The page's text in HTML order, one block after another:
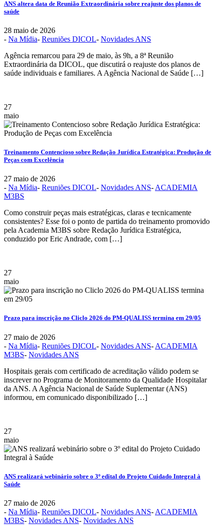
ANS altera data de Reunião Extraordinária sobre reajuste dos planos de
saúde
28 maio de 2026
- Na Mídia- Reuniões DICOL- Novidades ANS
Agência remarcou para 29 de maio, às 9h, a 8ª Reunião
Extraordinária da DICOL, que discutirá o reajuste dos planos de
saúde individuais e familiares. A Agência Nacional de Saúde […]
27
maio
Treinamento Contencioso sobre Redação Jurídica Estratégica: Produção de
Peças com Excelência
27 maio de 2026
- Na Mídia- Reuniões DICOL- Novidades ANS- ACADEMIA
M3BS
Como construir peças mais estratégicas, claras e tecnicamente
consistentes? Esse foi o ponto de partida do treinamento promovido
pela Academia M3BS sobre Redação Jurídica Estratégica,
conduzido por Eric Andrade, com […]
27
maio
Prazo para inscrição no Cliclo 2026 do PM-QUALISS termina em 29/05
27 maio de 2026
- Na Mídia- Reuniões DICOL- Novidades ANS- ACADEMIA
M3BS- Novidades ANS
Hospitais gerais com certificado de acreditação válido podem se
inscrever no Programa de Monitoramento da Qualidade Hospitalar
da ANS. A Agência Nacional de Saúde Suplementar (ANS)
informou, em comunicado disponibilizado […]
27
maio
ANS realizará webinário sobre o 3º edital do Projeto Cuidado Integral à
Saúde
27 maio de 2026
- Na Mídia- Reuniões DICOL- Novidades ANS- ACADEMIA
M3BS- Novidades ANS- Novidades ANS